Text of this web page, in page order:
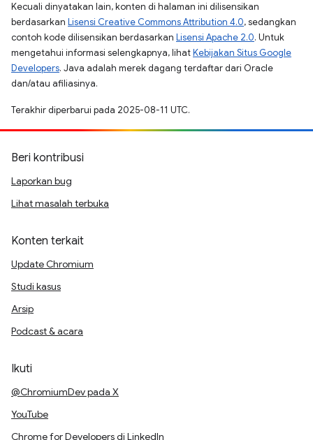
Kecuali dinyatakan lain, konten di halaman ini dilisensikan
berdasarkan Lisensi Creative Commons Attribution 4.0, sedangkan
contoh kode dilisensikan berdasarkan Lisensi Apache 2.0. Untuk
mengetahui informasi selengkapnya, lihatKebijakan Situs Google
Developers. Java adalah merek dagang terdaftar dari Oracle
dan/atau afiliasinya.
Terakhir diperbarui pada 2025-08-11 UTC.
Beri kontribusi
Laporkan bug
Lihat masalah terbuka
Konten terkait
Update Chromium
Studi kasus
Arsip
Podcast & acara
Ikuti
@ChromiumDev pada X
YouTube
Chrome for Developers di LinkedIn